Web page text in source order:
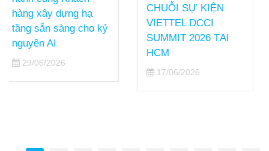
CHUỖI SỰ KIỆN
VIETTEL DCCI
SUMMIT 2026 TẠI